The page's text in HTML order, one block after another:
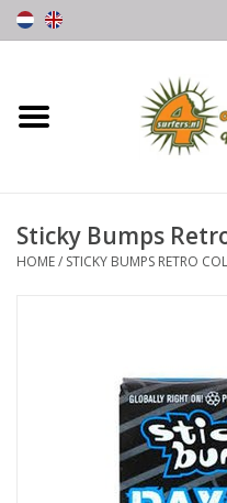
Home
Wetsuits
Lycra's & UV protection
Sticky Bumps
HOME/ STICKY BUMPS RETRO